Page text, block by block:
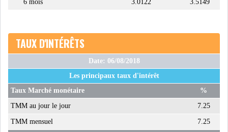
SARRA ZAAFRANI ZENZRI
MICHKET SLAMA KHALDI
RSS
6 mois 3.0122 3.5149
TAUX D'INTÉRÊTS
Date: 06/08/2018
Les principaux taux d'intérêt
Taux Marché monétaire
%
TMM au jour le jour
7.25
TMM mensuel
7.25